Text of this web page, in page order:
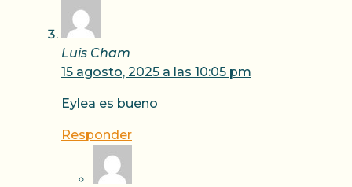
Luis Cham
15 agosto, 2025 a las 10:05 pm
Eylea es bueno
Responder